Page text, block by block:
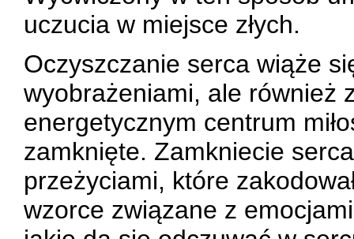
uczucia w miejsce złych.
Oczyszczanie serca wiąże
wyobrażeniami, ale również
energetycznym centrum
zamknięte. Zamkniecie
przeżyciami, które
wzorce związane z